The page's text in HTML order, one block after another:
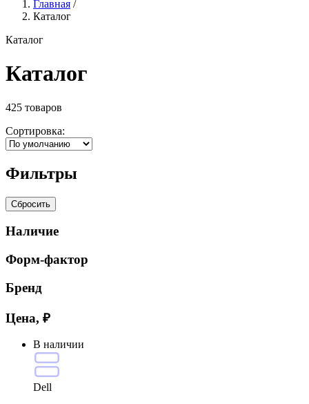
Главная /
Каталог
Каталог
Каталог
425 товаров
Сортировка:
Фильтры
Сбросить
Наличие
Форм-фактор
Бренд
Цена, ₽
В наличии
Dell